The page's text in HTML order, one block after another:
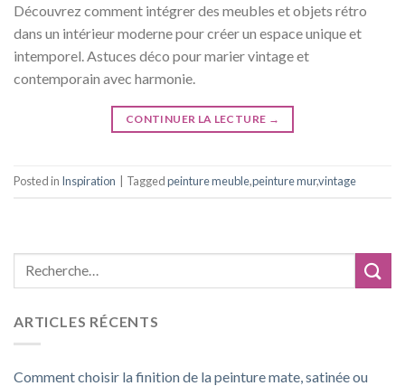
Découvrez comment intégrer des meubles et objets rétro
dans un intérieur moderne pour créer un espace unique et
intemporel. Astuces déco pour marier vintage et
contemporain avec harmonie.
CONTINUER LA LECTURE →
Posted in Inspiration Taggedpeinture meuble,peinture mur,vintage
ARTICLES RÉCENTS
Comment choisir la finition de la peinture mate, satinée ou